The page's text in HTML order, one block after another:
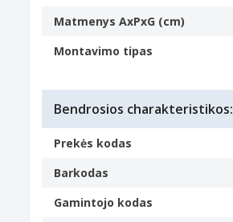
Matmenys AxPxG (cm)
Montavimo tipas
Bendrosios charakteristikos:
Prekės kodas
Barkodas
Gamintojo kodas